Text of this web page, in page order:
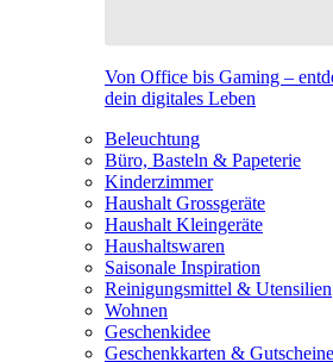
Von Office bis Gaming –
dein digitales Leben
Beleuchtung
Büro, Basteln & Papeterie
Kinderzimmer
Haushalt Grossgeräte
Haushalt Kleingeräte
Haushaltswaren
Saisonale Inspiration
Reinigungsmittel & Utensilien
Wohnen
Geschenkidee
Geschenkkarten & Gutscheine